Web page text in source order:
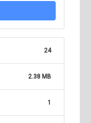
24
2.38 MB
1